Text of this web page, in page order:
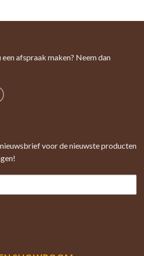
afspraak maken? Neem dan
voor de nieuwste producten